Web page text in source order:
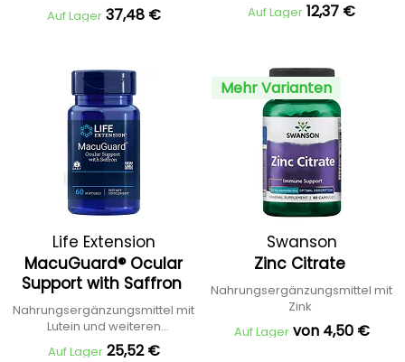
Auf Lager 37,48 €
Auf Lager 12,37 €
Life Extension
MacuGuard® Ocular
Support with Saffron
Nahrungsergänzungsmittel mit
Lutein und weiteren
Inhaltsstoffen
Auf Lager 25,52 €
Mehr Varianten
Swanson
Zinc Citrate
Nahrungsergänzungsmittel mit
Zink
Auf Lager von 4,50 €